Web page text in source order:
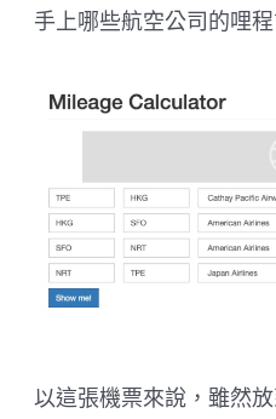
手上哪些航空公司的哩
以這張機票來說，雖然